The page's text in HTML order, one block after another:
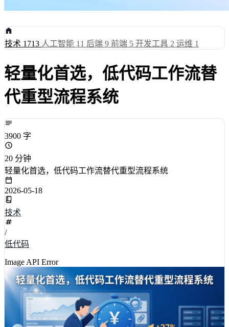
技术 1713 人工智能 11 后端 9 前端 5 开发工具 2 运维 1
轻量化首选，低代码工作流替
代重型流程系统
3900 字
20 分钟
轻量化首选，低代码工作流替代重型流程系统
2026-05-18
技术
/
低代码
Image API Error